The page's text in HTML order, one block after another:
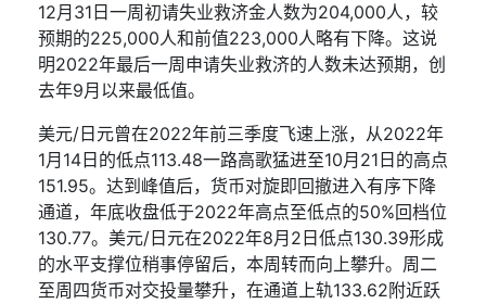
12月 31 日一周初请失业救济金人数为204,000人，较
预期的225,000人和前值223,000人略有下降。这说
明2022年最后一周申请失业救济的人数未达预期， 创
去年9月以来最低值。
美元/ 日元曾在2022年前三季度飞速上涨，从2022年
1月 14 日的低点113.48一路高歌猛进至10月 21 日的高点
151.95。达到峰值后，货币对旋即回撤进入有序下降
通道，年底收盘低于2022年高点至低点的50%回档位
130.77。美元/ 日元在2022年8月 2 日低点130.39形成
的水平支撑位稍事停留后，本周转而向上攀升。周二
至周四货币对交投量攀升，在通道上轨133.62附近跃